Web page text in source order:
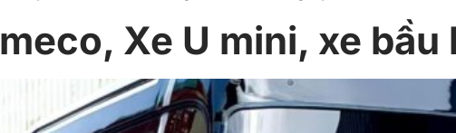
Xe U mini, xe bầu